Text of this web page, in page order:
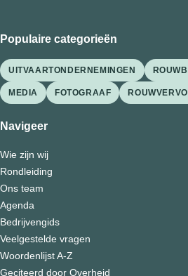
Populaire categorieën
UITVAARTONDERNEMINGEN
MEDIA FOTOGRAAF
Navigeer
Wie zijn wij
Rondleiding
Ons team
Agenda
Bedrijvengids
Veelgestelde vragen
Woordenlijst A-Z
Geciteerd door Overheid